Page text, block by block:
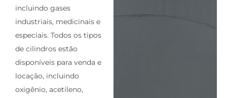
incluindo gases
industriais, medicinais e
especiais. Todos os tipos
de cilindros estão
disponíveis para venda e
locação, incluindo
oxigênio, acetileno,